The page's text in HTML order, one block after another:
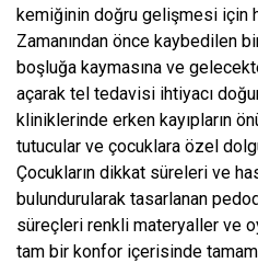
kemiğinin doğru gelişmesi için
Zamanından önce kaybedilen
boşluğa kaymasına ve
açarak tel tedavisi ihtiyacı
kliniklerinde erken kayıpların
tutucular ve çocuklara özel
Çocukların dikkat süreleri ve
bulundurularak tasarlanan
süreçleri renkli materyaller ve
tam bir konfor içerisinde